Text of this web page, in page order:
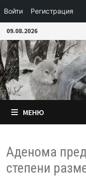
Войти Регистрация
Перейти
к
содержимому
09.08.2026
МЕНЮ
Аденома
степени